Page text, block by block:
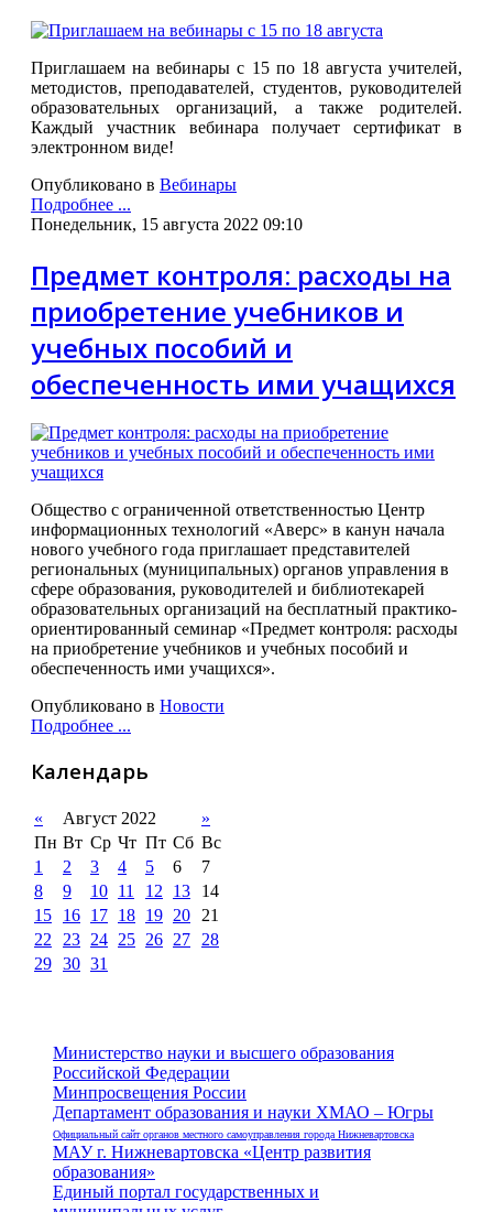
Приглашаем на вебинары с 15 по 18 августа учителей,
методистов, преподавателей, студентов, руководителей
образовательных организаций, а также родителей.
Каждый участник вебинара получает сертификат в
электронном виде!
Опубликовано в Вебинары
Подробнее ...
Понедельник, 15 августа 2022 09:10
Предмет контроля: расходы на
приобретение учебников и
учебных пособий и
обеспеченность ими учащихся
Общество с ограниченной ответственностью Центр
информационных технологий «Аверс» в канун начала
нового учебного года приглашает представителей
региональных (муниципальных) органов управления в
сфере образования, руководителей и библиотекарей
образовательных организаций на бесплатный практико-
ориентированный семинар «Предмет контроля: расходы
на приобретение учебников и учебных пособий и
обеспеченность ими учащихся».
Опубликовано в Новости
Подробнее ...
Календарь
« Август 2022
»
Пн Вт Ср Чт Пт Сб Вс
1
2 3 4 5 6
7
8
9 10 11 12 13
14
15
16 17 18 19 20
21
22
23 24 25 26 27
28
29 30 31
Министерство науки и высшего образования
Российской Федерации
Минпросвещения России
Департамент образования и науки ХМАО – Югры
Официальный сайт органов местного самоуправления города Нижневартовска
МАУ г. Нижневартовска «Центр развития
образования»
Единый портал государственных и